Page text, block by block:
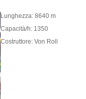
Lunghezza: 8640 m
Capacità/h: 1350
Costruttore: Von Roll